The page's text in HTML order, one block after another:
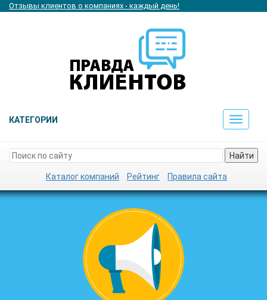
Отзывы клиентов о компаниях - каждый день!
КАТЕГОРИИ
Toggle
Найти
Каталог компаний Рейтинг Правила сайта